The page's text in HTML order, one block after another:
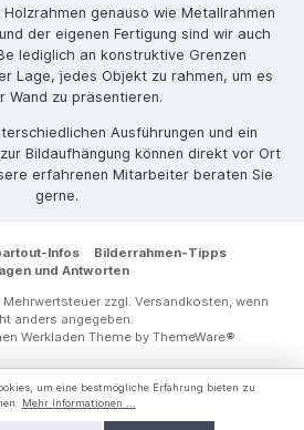
genauso wie Metallrahmen
der eigenen Fertigung sind wir auch
lediglich an konstruktive Grenzen
Lage, jedes Objekt zu rahmen, um es
Wand zu präsentieren.
Ausführungen und ein
Bildaufhängung können direkt vor Ort
erfahrenen Mitarbeiter beraten Sie
gerne.
Infos
Bilderrahmen-Tipps
und Antworten
zzgl. Versandkosten, wenn
anders angegeben.
Werkladen Theme by ThemeWare®
um eine bestmögliche Erfahrung bieten zu
Mehr Informationen ...